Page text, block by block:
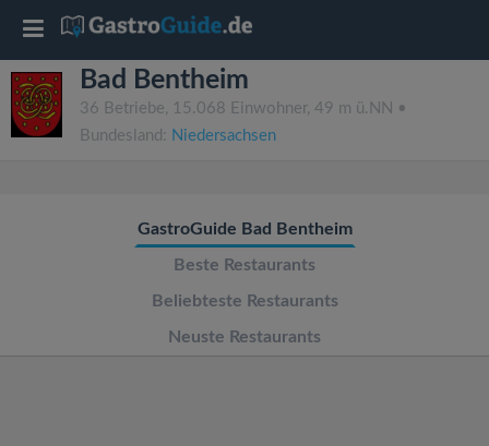
Bad Bentheim
36 Betriebe, 15.068 Einwohner, 49 m ü.NN •
Bundesland: Niedersachsen
GastroGuide Bad Bentheim
Beste Restaurants
Beliebteste Restaurants
Neuste Restaurants
T
o
g